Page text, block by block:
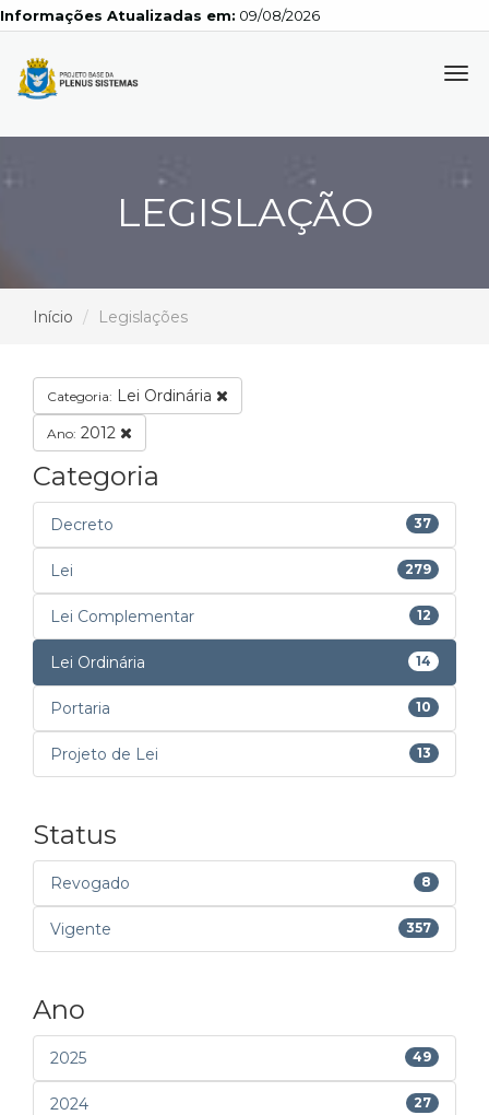
Atualizadas em: 09/08/2026
LEGISLAÇÃO
Início Legislações
Categoria: Lei Ordinária
Ano: 2012
Categoria
Decreto 37
Lei 279
Lei Complementar 12
Lei Ordinária 14
Portaria 10
Projeto de Lei 13
Status
Revogado 8
Vigente 357
Ano
2025 49
2024 27